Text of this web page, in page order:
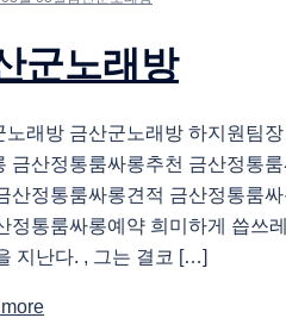
군노래방
노래방 금산군노래방 하지원팀
금산정통룸싸롱추천 금산정통
산정통룸싸롱견적 금산정통룸
정통룸싸롱예약 희미하게 씁쓰
지난다. , 그는 결코 […]